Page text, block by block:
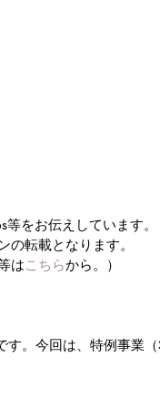
をお伝えしています。
の転載となります。
はこちらから。）
。今回は、特例事業